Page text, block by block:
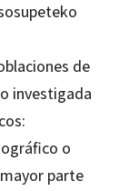
de
investigada
o
parte